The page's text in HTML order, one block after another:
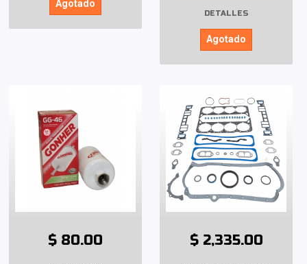
Agotado
DETALLES
Agotado
$ 80.00 $ 2,335.00